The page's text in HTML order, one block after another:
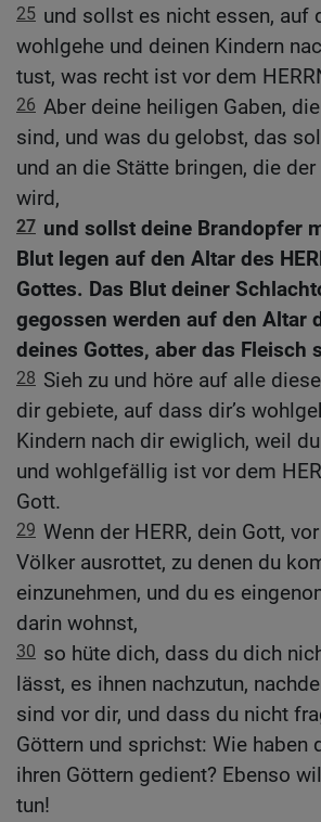
25 und sollst es nicht essen, auf
wohlgehe und deinen Kindern
tust, was recht ist vor dem
26 Aber deine heiligen Gaben,
sind, und was du gelobst, das
und an die Stätte bringen, die der
wird,
27 und sollst deine Brandopfer
Blut legen auf den Altar des
Gottes. Das Blut deiner
gegossen werden auf den Altar
deines Gottes, aber das Fleisch
28 Sieh zu und höre auf alle
dir gebiete, auf dass dir’s
Kindern nach dir ewiglich, weil
und wohlgefällig ist vor dem
Gott.
29 Wenn der HERR, dein Gott,
Völker ausrottet, zu denen du
einzunehmen, und du es
darin wohnst,
30 so hüte dich, dass du dich
lässt, es ihnen nachzutun,
sind vor dir, und dass du nicht
Göttern und sprichst: Wie haben
ihren Göttern gedient? Ebenso
tun!